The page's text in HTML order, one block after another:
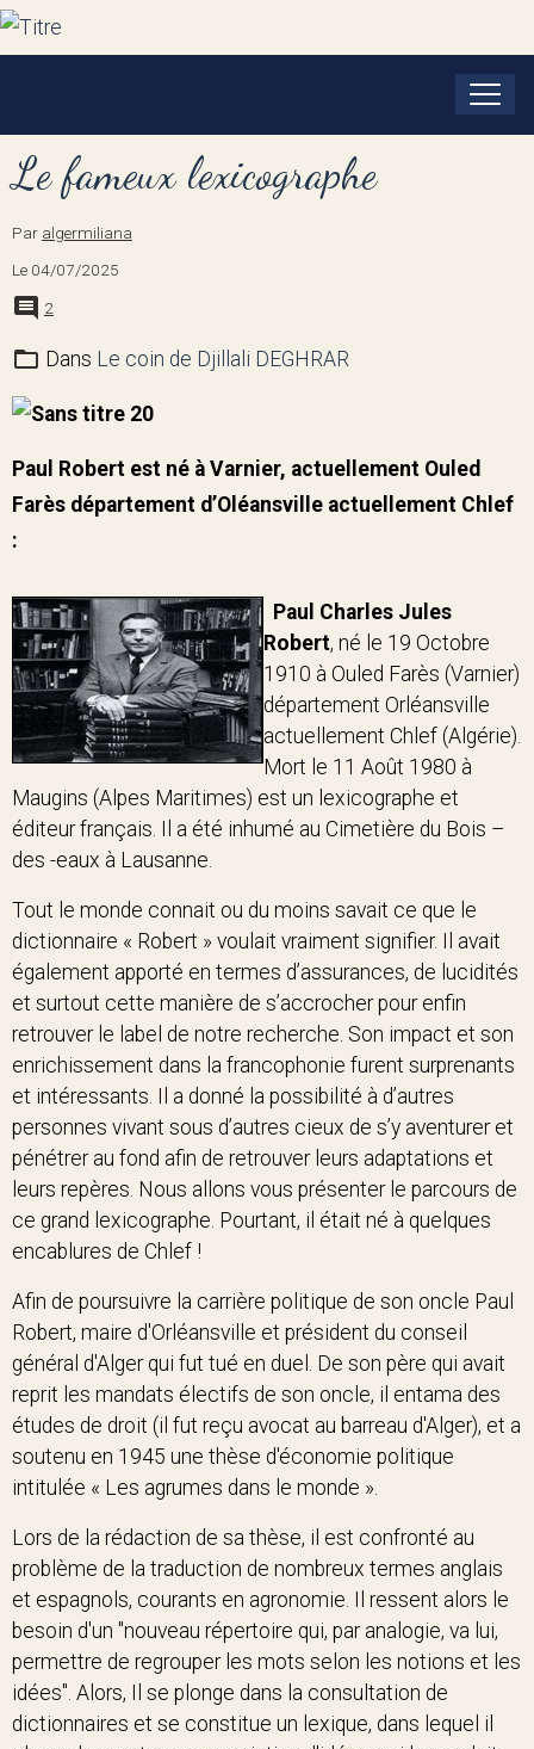
Le fameux lexicographe
Par algermiliana
Le 04/07/2025
2
Dans Le coin de Djillali DEGHRAR
Paul Robert est né à Varnier, actuellement Ouled
Farès département d’Oléansville actuellement Chlef
:
Paul Charles Jules
Robert, né le 19 Octobre
1910 à Ouled Farès (Varnier)
département Orléansville
actuellement Chlef (Algérie).
Mort le 11 Août 1980 à
Maugins (Alpes Maritimes) est un lexicographe et
éditeur français. Il a été inhumé au Cimetière du Bois –
des -eaux à Lausanne.
Tout le monde connait ou du moins savait ce que le
dictionnaire « Robert » voulait vraiment signifier. Il avait
également apporté en termes d’assurances, de lucidités
et surtout cette manière de s’accrocher pour enfin
retrouver le label de notre recherche. Son impact et son
enrichissement dans la francophonie furent surprenants
et intéressants. Il a donné la possibilité à d’autres
personnes vivant sous d’autres cieux de s’y aventurer et
pénétrer au fond afin de retrouver leurs adaptations et
leurs repères. Nous allons vous présenter le parcours de
ce grand lexicographe. Pourtant, il était né à quelques
encablures de Chlef !
Afin de poursuivre la carrière politique de son oncle Paul
Robert, maire d'Orléansville et président du conseil
général d'Alger qui fut tué en duel. De son père qui avait
reprit les mandats électifs de son oncle, il entama des
études de droit (il fut reçu avocat au barreau d'Alger), et a
soutenu en 1945 une thèse d'économie politique
intitulée « Les agrumes dans le monde ».
Lors de la rédaction de sa thèse, il est confronté au
problème de la traduction de nombreux termes anglais
et espagnols, courants en agronomie. Il ressent alors le
besoin d'un "nouveau répertoire qui, par analogie, va lui,
permettre de regrouper les mots selon les notions et les
idées". Alors, Il se plonge dans la consultation de
dictionnaires et se constitue un lexique, dans lequel il